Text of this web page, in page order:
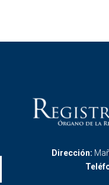
Dirección: